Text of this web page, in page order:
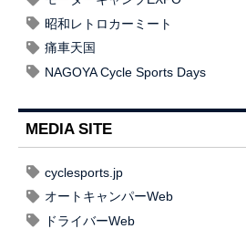
昭和レトロカーミート
痛車天国
NAGOYA Cycle Sports Days
MEDIA SITE
cyclesports.jp
オートキャンパーWeb
ドライバーWeb